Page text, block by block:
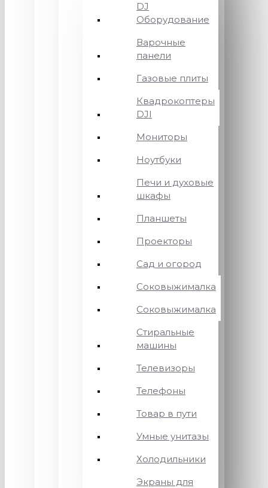
DJ
Оборудование
Варочные
панели
Газовые плиты
Квадрокоптеры
DJI
Мониторы
Ноутбуки
Печи и духовые
шкафы
Планшеты
Проекторы
Сад и огород
Соковыжималка
Соковыжималка
Стиральные
машины
Телевизоры
Телефоны
Товар в пути
Умные унитазы
Холодильники
Экраны для